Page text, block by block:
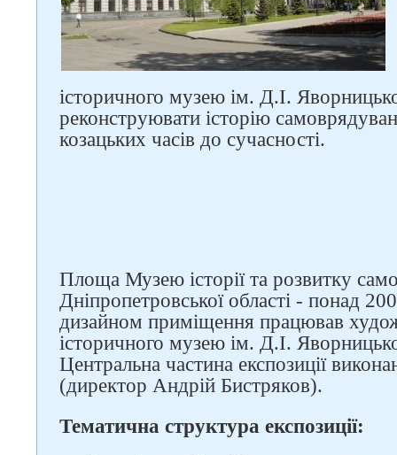
історичного музею ім. Д.І.
реконструювати історію
козацьких часів до сучасності.
Площа Музею історії та розвитку
Дніпропетровської області - понад
дизайном приміщення працював
історичного музею ім. Д.І.
Центральна частина експозиції
(директор Андрій Бистряков).
Тематична структура експозиції:
соцмережах